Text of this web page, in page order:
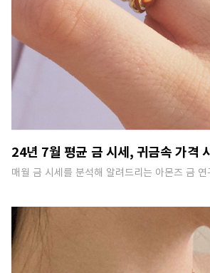
24년 7월 평균 금 시세, 귀금속 가격
매월 금 시세를 분석해 알려드리는 아몬즈 금 연